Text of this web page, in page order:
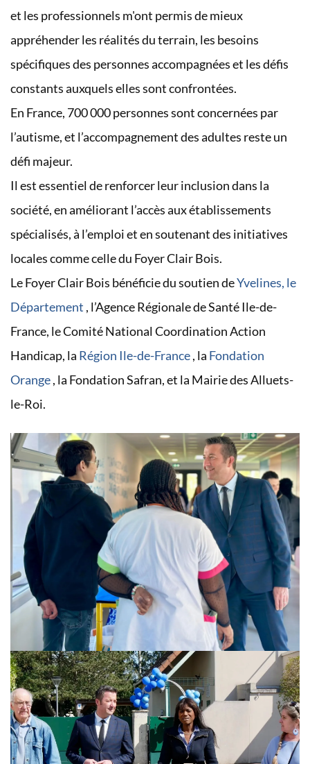
et les professionnels m'ont permis de mieux
appréhender les réalités du terrain, les besoins
spécifiques des personnes accompagnées et les défis
constants auxquels elles sont confrontées.
En France, 700 000 personnes sont concernées par
l’autisme, et l’accompagnement des adultes reste un
défi majeur.
Il est essentiel de renforcer leur inclusion dans la
société, en améliorant l’accès aux établissements
spécialisés, à l’emploi et en soutenant des initiatives
locales comme celle du Foyer Clair Bois.
Le Foyer Clair Bois bénéficie du soutien deYvelines, le
Département , l’Agence Régionale de Santé Ile-de-
France, le Comité National Coordination Action
Handicap, la Région Ile-de-France, la Fondation
Orange, la Fondation Safran, et la Mairie des Alluets-
le-Roi.